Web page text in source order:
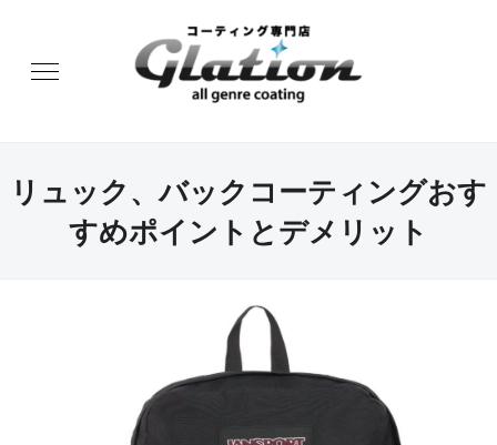
リュック、バックコーティングおす
すめポイントとデメリット